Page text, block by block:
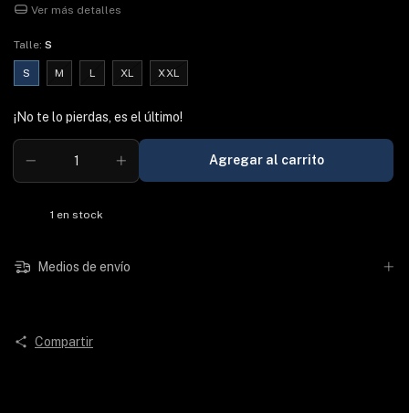
Ver más detalles
Talle: S
S M L XL XXL
¡No te lo pierdas, es el último!
1 en stock
Medios de envío
Compartir